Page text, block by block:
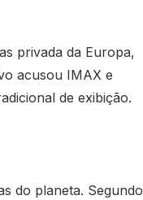
privada da Europa,
acusou IMAX e
de exibição.
do planeta. Segundo